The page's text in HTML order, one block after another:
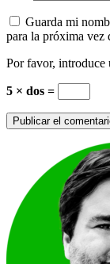
Guarda mi
para la próxima vez
Por favor, introduce
5 × dos =